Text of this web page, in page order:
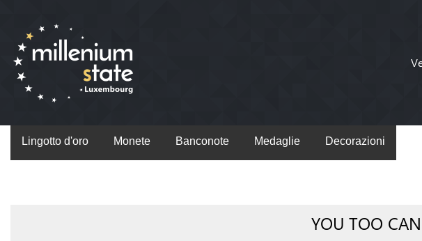
Lingotto d'oro Monete Banconote Medaglie Decorazioni
YOU TOO